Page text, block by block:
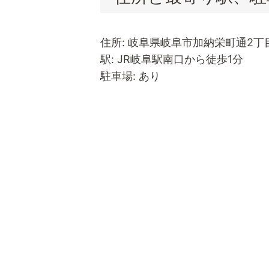
住所: 岐阜県岐阜市加納栄町通2丁
駅: JR岐阜駅南口から徒歩1分
駐車場: あり